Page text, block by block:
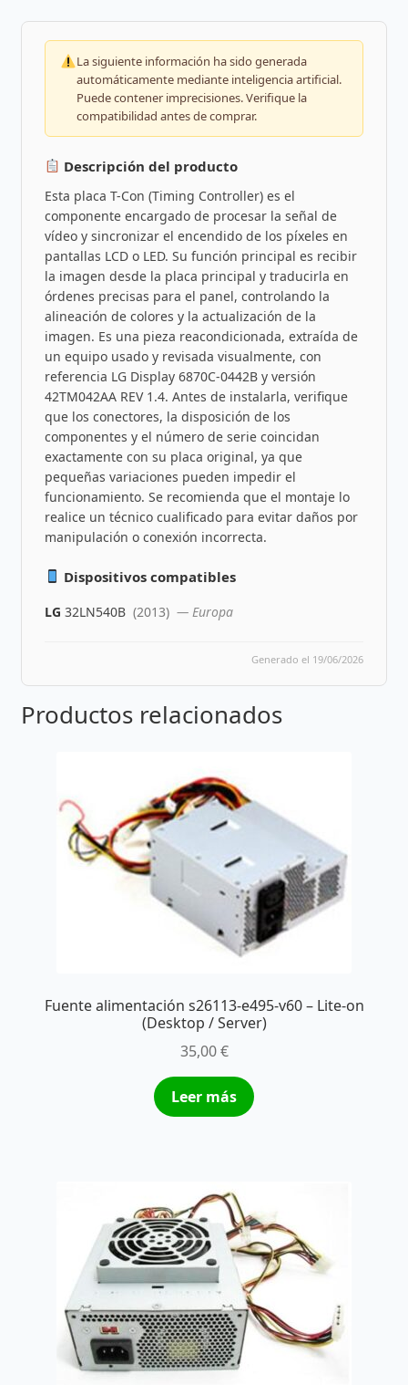
La siguiente información ha sido generada
automáticamente mediante inteligencia artificial.
Puede contener imprecisiones. Verifique la
compatibilidad antes de comprar.
Descripción del producto
Esta placa T-Con (Timing Controller) es el
componente encargado de procesar la señal de
vídeo y sincronizar el encendido de los píxeles en
pantallas LCD o LED. Su función principal es recibir
la imagen desde la placa principal y traducirla en
órdenes precisas para el panel, controlando la
alineación de colores y la actualización de la
imagen. Es una pieza reacondicionada, extraída de
un equipo usado y revisada visualmente, con
referencia LG Display 6870C-0442B y versión
42TM042AA REV 1.4. Antes de instalarla, verifique
que los conectores, la disposición de los
componentes y el número de serie coincidan
exactamente con su placa original, ya que
pequeñas variaciones pueden impedir el
funcionamiento. Se recomienda que el montaje lo
realice un técnico cualificado para evitar daños por
manipulación o conexión incorrecta.
Dispositivos compatibles
LG 32LN540B (2013) — Europa
Generado el 19/06/2026
Productos relacionados
Fuente alimentación s26113-e495-v60 – Lite-on
(Desktop / Server)
35,00€
Leer más